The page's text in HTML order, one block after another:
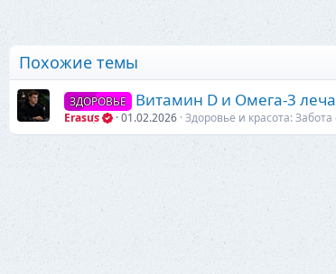
и
:
Похожие темы
ЗДОРОВЬЕ Витамин D и Омега-3
Erasus 01.02.2026 Здоровье и красота: